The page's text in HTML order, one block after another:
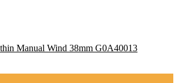
Manual Wind 38mm G0A40013